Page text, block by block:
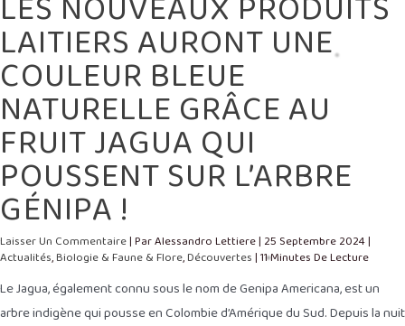
LAITIERS AURONT UNE
COULEUR BLEUE
NATURELLE GRÂCE AU
FRUIT JAGUA QUI
POUSSENT SUR L’ARBRE
GÉNIPA !
Laisser Un Commentaire| ParAlessandro Lettiere| 25 Septembre 2024|
Actualités,Biologie & Faune & Flore,Découvertes|11 Minutes De Lecture
Le Jagua, également connu sous le nom de Genipa Americana, est un
arbre indigène qui pousse en Colombie d’Amérique du Sud. Depuis la nuit